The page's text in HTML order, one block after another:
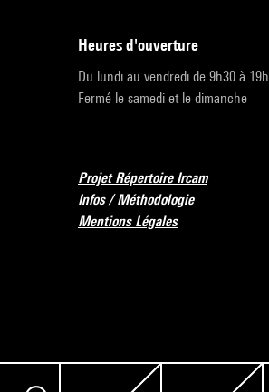
heures d'ouverture
Du lundi au vendredi de 9h30 à 19h
Fermé le samedi et le dimanche
Projet Répertoire Ircam
Infos / Méthodologie
Mentions Légales